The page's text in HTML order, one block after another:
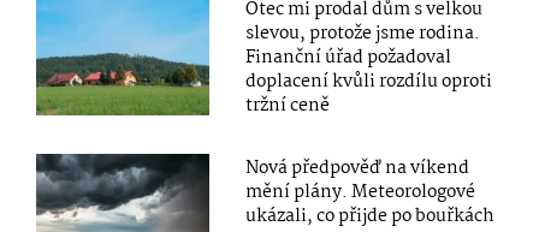
Otec mi prodal dům s velkou
slevou, protože jsme rodina.
Finanční úřad požadoval
doplacení kvůli rozdílu oproti
tržní ceně
Nová předpověď na víkend
mění plány. Meteorologové
ukázali, co přijde po bouřkách